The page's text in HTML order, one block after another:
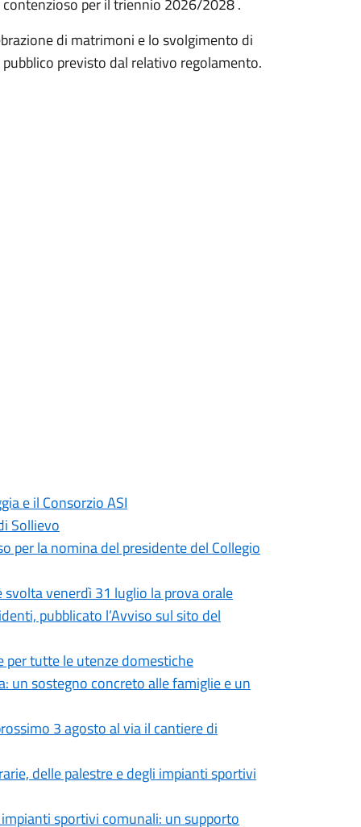
per il triennio 2026/2028 .
di matrimoni e lo svolgimento di
previsto dal relativo regolamento.
e il Consorzio ASI
Sollievo
per la nomina del presidente del Collegio
venerdì 31 luglio la prova orale
pubblicato l’Avviso sul sito del
per tutte le utenze domestiche
un sostegno concreto alle famiglie e un
3 agosto al via il cantiere di
delle palestre e degli impianti sportivi
sportivi comunali: un supporto